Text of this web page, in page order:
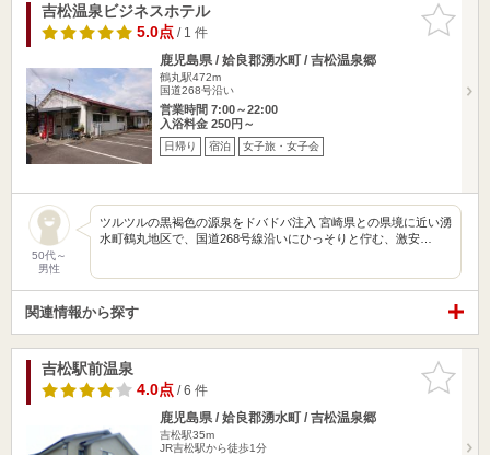
お気に入
りに追加
吉松温泉ビジネスホテル
5.0点/ 1 件
鹿児島県 / 姶良郡湧水町 / 吉松温泉郷
鶴丸駅472m
国道268号沿い
営業時間 7:00～22:00
入浴料金 250円～
日帰り 宿泊 女子旅・女子会
50代～
男性
ツルツルの黒褐色の源泉をドバドバ注入 宮崎県との県境に近い湧
水町鶴丸地区で、国道268号線沿いにひっそりと佇む、激安…
関連情報から探す
お気に入
りに追加
吉松駅前温泉
4.0点/ 6 件
鹿児島県 / 姶良郡湧水町 / 吉松温泉郷
吉松駅35m
JR吉松駅から徒歩1分